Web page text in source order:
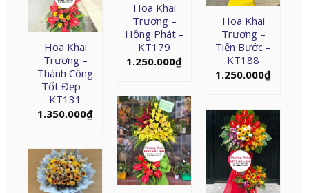
Hoa Khai
Trương –
Hồng Phát –
KT179
1.250.000₫
Hoa Khai
Trương –
Tiến Bước –
KT188
1.250.000₫
Hoa Khai
Trương –
Thành Công
Tốt Đẹp –
KT131
1.350.000₫